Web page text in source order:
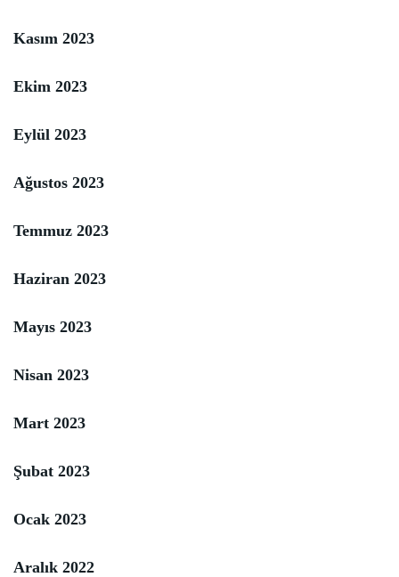
Kasım 2023
Ekim 2023
Eylül 2023
Ağustos 2023
Temmuz 2023
Haziran 2023
Mayıs 2023
Nisan 2023
Mart 2023
Şubat 2023
Ocak 2023
Aralık 2022